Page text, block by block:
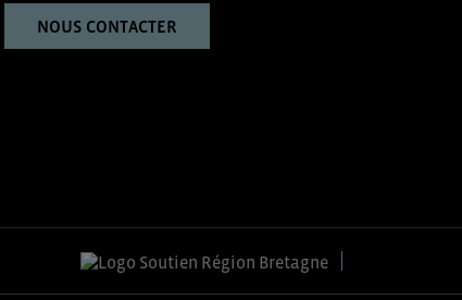
NOUS CONTACTER